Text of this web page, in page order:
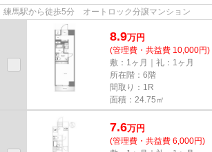
練馬駅から徒歩5分 オートロック分譲マンション
8.9万円
(管理費・共益費 10,000円)
敷：1ヶ月｜礼：1ヶ月
所在階：6階
間取り：1R
面積：24.75㎡
7.6万円
(管理費・共益費 6,000円)